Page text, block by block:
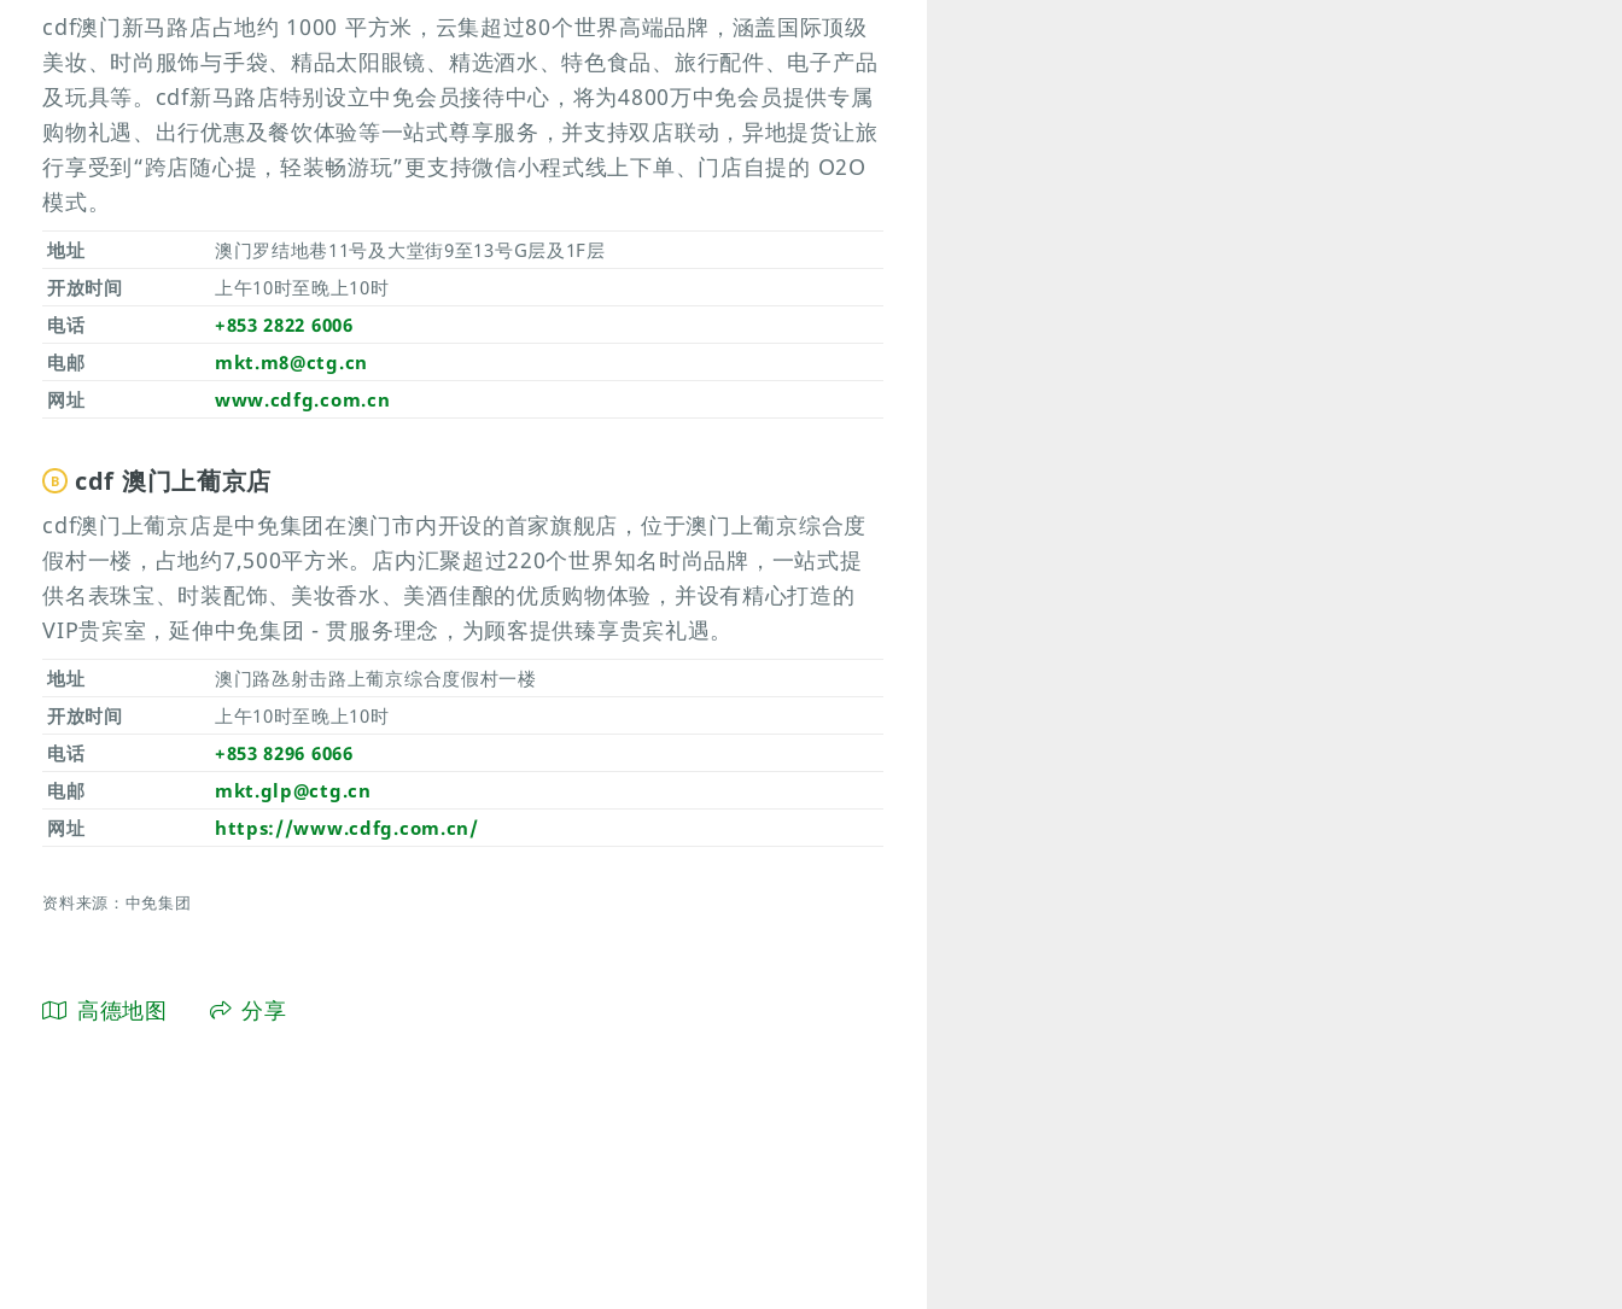
cdf澳门新马路店占地约 1000 平方米，云集超过80个世界高端品牌，涵盖国际顶级
美妆、时尚服饰与手袋、精品太阳眼镜、精选酒水、特色食品、旅行配件、电子产品
及玩具等。cdf新马路店特别设立中免会员接待中心，将为4800万中免会员提供专属
购物礼遇、出行优惠及餐饮体验等一站式尊享服务，并支持双店联动，异地提货让旅
行享受到“跨店随心提，轻装畅游玩”更支持微信小程式线上下单、门店自提的 O2O
模式。
地址
澳门罗结地巷11号及大堂街9至13号G层及1F层
开放时间
上午10时至晚上10时
电话
+853 2822 6006
电邮
mkt.m8@ctg.cn
网址
www.cdfg.com.cn
B cdf 澳门上葡京店
cdf澳门上葡京店是中免集团在澳门市内开设的首家旗舰店，位于澳门上葡京综合度
假村一楼，占地约7,500平方米。店内汇聚超过220个世界知名时尚品牌，一站式提
供名表珠宝、时装配饰、美妆香水、美酒佳酿的优质购物体验，并设有精心打造的
VIP贵宾室，延伸中免集团 - 贯服务理念，为顾客提供臻享贵宾礼遇。
地址
澳门路氹射击路上葡京综合度假村一楼
开放时间
上午10时至晚上10时
电话
+853 8296 6066
电邮
mkt.glp@ctg.cn
网址
https://www.cdfg.com.cn/
资料来源：中免集团
高德地图 分享